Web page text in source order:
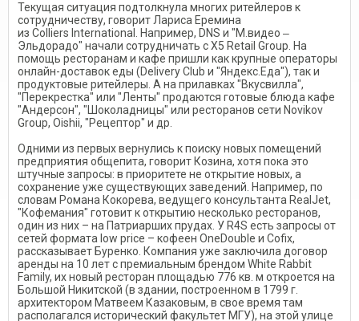
Текущая ситуация подтолкнула многих ритейлеров к
сотрудничеству, говорит Лариса Еремина
из Colliers International. Например, DNS и "М.видео ‒
Эльдорадо" начали сотрудничать с X5 Retail Group. На
помощь ресторанам и кафе пришли как крупные операторы
онлайн-доставок еды (Delivery Club и "Яндекс.Еда"), так и
продуктовые ритейлеры. А на прилавках "Вкусвилла",
"Перекрестка" или "Ленты" продаются готовые блюда кафе
"Андерсон", "Шоколадницы" или ресторанов сети Novikov
Group, Oishii, "Рецептор" и др.
Одними из первых вернулись к поиску новых помещений
предприятия общепита, говорит Козина, хотя пока это
штучные запросы: в приоритете не открытие новых, а
сохранение уже существующих заведений. Например, по
словам Романа Кокорева, ведущего консультанта RealJet,
"Кофемания" готовит к открытию несколько ресторанов,
один из них – на Патриарших прудах. У R4S есть запросы от
сетей формата low price – кофеен OneDouble и Cofix,
рассказывает Буренко. Компания уже заключила договор
аренды на 10 лет с премиальным брендом White Rabbit
Family, их новый ресторан площадью 776 кв. м откроется на
Большой Никитской (в здании, построенном в 1799 г.
архитектором Матвеем Казаковым, в свое время там
располагался исторический факультет МГУ), на этой улице